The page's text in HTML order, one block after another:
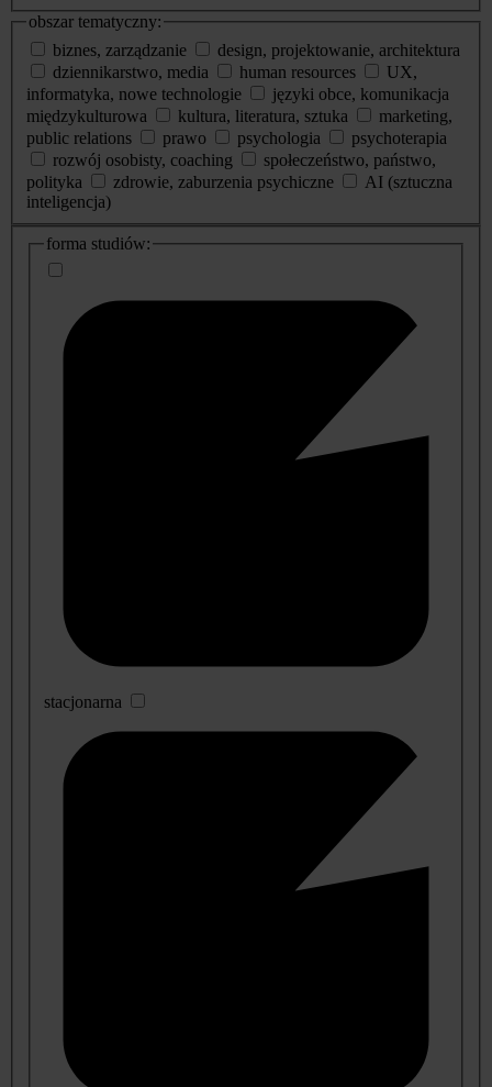
obszar tematyczny:
biznes, zarządzanie
design, projektowanie, architektura
dziennikarstwo, media
human resources
UX,
informatyka, nowe technologie
języki obce, komunikacja
międzykulturowa
kultura, literatura, sztuka
marketing,
public relations
prawo psychologia
psychoterapia
rozwój osobisty, coaching
społeczeństwo, państwo,
polityka
zdrowie, zaburzenia psychiczne
AI (sztuczna
inteligencja)
dodatkowe
informacje
forma studiów:
stacjonarna